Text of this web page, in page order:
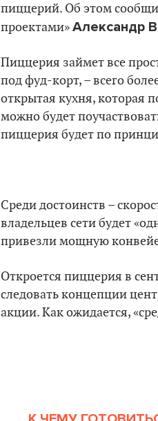
пиццерий. Об этом
проектами»Александр
Пиццерия займет все
под фуд-корт, – всего
открытая кухня, которая
можно будет
пиццерия будет по
Среди достоинств –
владельцев сети будет
привезли мощную
Откроется пиццерия в
следовать концепции
акции. Как ожидается,